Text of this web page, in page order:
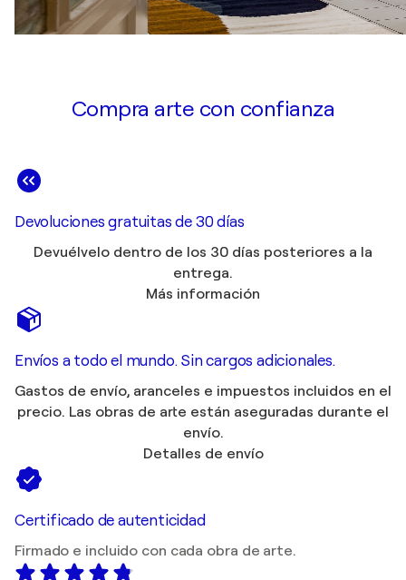
Compra arte con confianza
Devoluciones gratuitas de 30 días
Devuélvelo dentro de los 30 días posteriores a la
entrega.
Más información
Envíos a todo el mundo. Sin cargos adicionales.
Gastos de envío, aranceles e impuestos incluidos en el
precio. Las obras de arte están aseguradas durante el
envío.
Detalles de envío
Certificado de autenticidad
Firmado e incluido con cada obra de arte.